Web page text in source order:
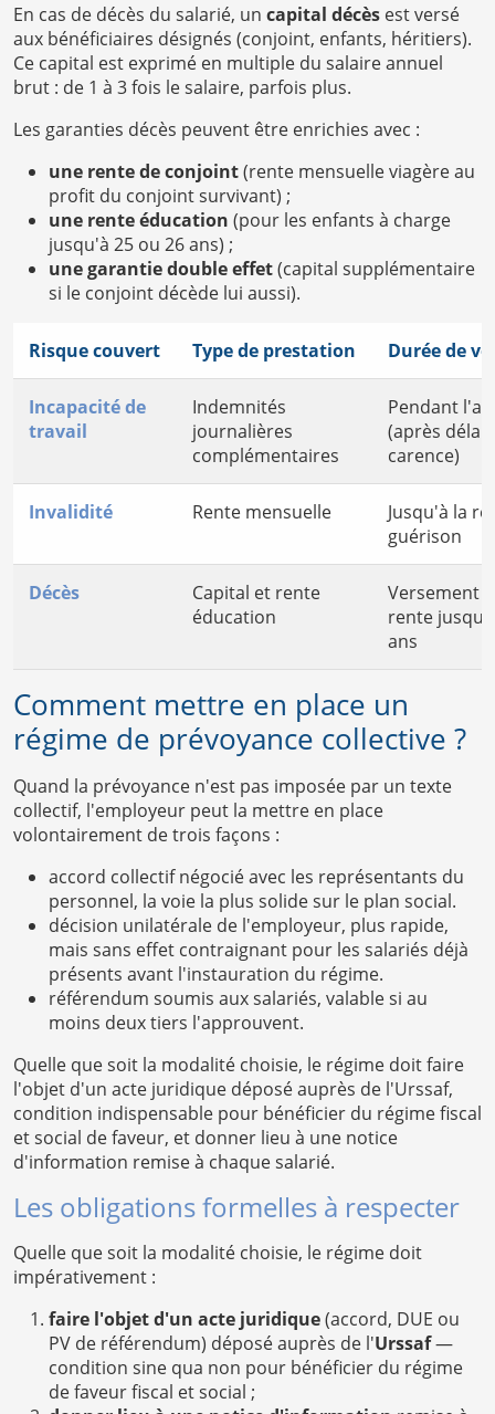
En cas de décès du salarié, un capital décès est versé
aux bénéficiaires désignés (conjoint, enfants, héritiers).
Ce capital est exprimé en multiple du salaire annuel
brut : de 1 à 3 fois le salaire, parfois plus.
Les garanties décès peuvent être enrichies avec :
une rente de conjoint(rente mensuelle viagère au
profit du conjoint survivant) ;
une rente éducation (pour les enfants à charge
jusqu'à 25 ou 26 ans) ;
une garantie double effet(capital supplémentaire
si le conjoint décède lui aussi).
Risque couvert Type de prestation Durée de
Incapacité de
travail
Indemnités
journalières
complémentaires
Pendant
(après délai
carence)
Invalidité Rente mensuelle
Jusqu'à la
guérison
Décès
Capital et rente
éducation
Versement
rente
ans
Comment mettre en place un
régime de prévoyance collective ?
Quand la prévoyance n'est pas imposée par un texte
collectif, l'employeur peut la mettre en place
volontairement de trois façons :
accord collectif négocié avec les représentants du
personnel, la voie la plus solide sur le plan social.
décision unilatérale de l'employeur, plus rapide,
mais sans effet contraignant pour les salariés déjà
présents avant l'instauration du régime.
référendum soumis aux salariés, valable si au
moins deux tiers l'approuvent.
Quelle que soit la modalité choisie, le régime doit faire
l'objet d'un acte juridique déposé auprès de l'Urssaf,
condition indispensable pour bénéficier du régime fiscal
et social de faveur, et donner lieu à une notice
d'information remise à chaque salarié.
Les obligations formelles à respecter
Quelle que soit la modalité choisie, le régime doit
impérativement :
faire l'objet d'un acte juridique(accord, DUE ou
PV de référendum) déposé auprès de l'Urssaf—
condition sine qua non pour bénéficier du régime
de faveur fiscal et social ;